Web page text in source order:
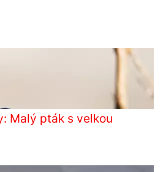
Malý pták s velkou